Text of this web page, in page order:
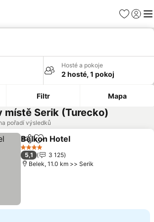
Oblíbené
Hosté a pokoje
2 hosté, 1 pokoj
Filtr Mapa
místě Serik (Turecko)
pořadí výsledků
SdíletPřidat na seznam oblíbených
Belkon Hotel
4 Počet hvězdiček
5,1
3 125
Belek, 11.0 km >> Serik